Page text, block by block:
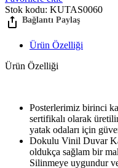
Stok kodu: KUTAS0060
Ürün Özelliği
Ürün Özelliği
Posterlerimiz birinci
sertifikalı olarak
yatak odaları için
Dokulu Vinil Duvar
oldukça sağlam bir
Silinmeye uygundur